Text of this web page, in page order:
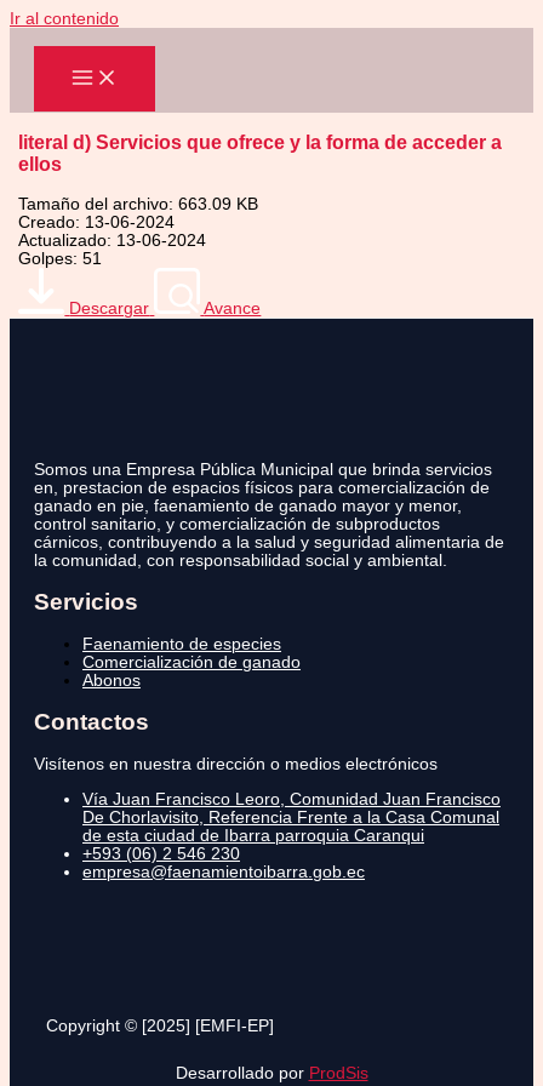
Ir al contenido
literal d) Servicios que ofrece y la forma de acceder a
ellos
Tamaño del archivo: 663.09 KB
Creado: 13-06-2024
Actualizado: 13-06-2024
Golpes: 51
Descargar Avance
Somos una Empresa Pública Municipal que brinda servicios
en, prestacion de espacios físicos para comercialización de
ganado en pie, faenamiento de ganado mayor y menor,
control sanitario, y comercialización de subproductos
cárnicos, contribuyendo a la salud y seguridad alimentaria de
la comunidad, con responsabilidad social y ambiental.
Servicios
Faenamiento de especies
Comercialización de ganado
Abonos
Contactos
Visítenos en nuestra dirección o medios electrónicos
Vía Juan Francisco Leoro, Comunidad Juan Francisco
De Chorlavisito, Referencia Frente a la Casa Comunal
de esta ciudad de Ibarra parroquia Caranqui
+593 (06) 2 546 230
empresa@faenamientoibarra.gob.ec
Copyright © [2025] [EMFI-EP]
Desarrollado por ProdSis